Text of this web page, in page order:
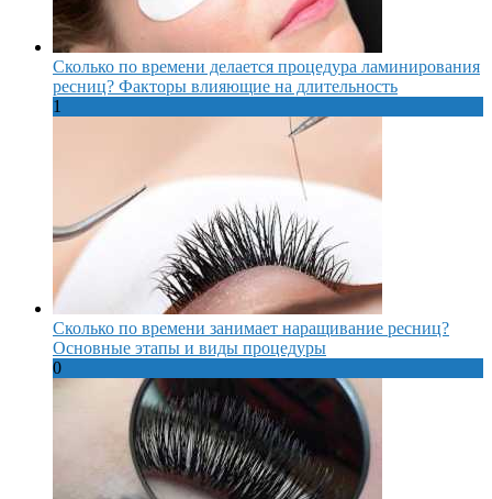
Сколько по времени делается процедура ламинирования
ресниц? Факторы влияющие на длительность
1
Сколько по времени занимает наращивание ресниц?
Основные этапы и виды процедуры
0